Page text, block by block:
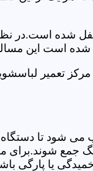
شده است.در نظر
شده است این
تعمیر
شود تا دستگاه
شوند.برای
یا پارگی